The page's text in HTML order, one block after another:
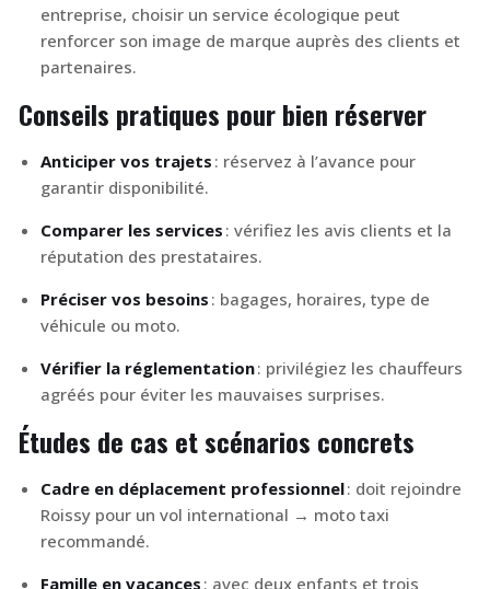
entreprise, choisir un service écologique peut
renforcer son image de marque auprès des clients et
partenaires.
Conseils pratiques pour bien réserver
Anticiper vos trajets : réservez à l’avance pour
garantir disponibilité.
Comparer les services : vérifiez les avis clients et la
réputation des prestataires.
Préciser vos besoins : bagages, horaires, type de
véhicule ou moto.
Vérifier la réglementation: privilégiez les chauffeurs
agréés pour éviter les mauvaises surprises.
Études de cas et scénarios concrets
Cadre en déplacement professionnel: doit rejoindre
Roissy pour un vol international → moto taxi
recommandé.
Famille en vacances : avec deux enfants et trois